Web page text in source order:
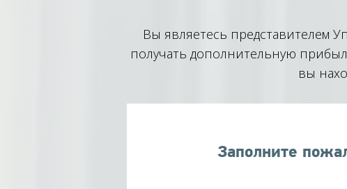
Вы являетесь представителем
получать дополнительную
вы
Заполните